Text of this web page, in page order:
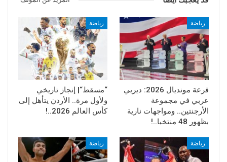
رياضة
قرعة مونديال 2026: ديربي
عربي في مجموعة
الأرجنتين.. ومواجهات نارية
بظهور 48 منتخبا..!
رياضة
“مسقط“| إنجاز تاريخي
ولأول مرة.. الأردن يتأهل إلى
كأس العالم 2026..!
رياضة رياضة